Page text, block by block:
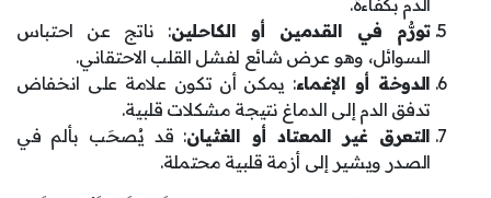
الدم بكفاءة.
تورُّم في القدمين أو الكاحلين: ناتج عن احتباس
السوائل، وهو عرض شائع لفشل القلب الاحتقاني.
الدوخة أو الإغماء: يمكن أن تكون علامة على انخفاض
تدفق الدم إلى الدماغ نتيجة مشكلات قلبية.
التعرق غير المعتاد أو الغثيان: قد يُصحَب بألم في
الصدر ويشير إلى أزمة قلبية محتملة.